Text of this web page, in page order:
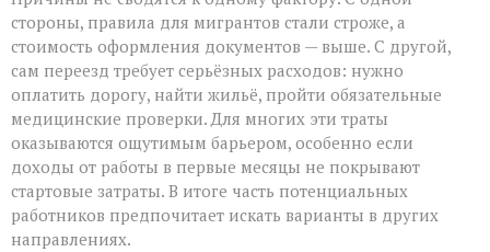
стороны, правила для мигрантов стали строже, а
стоимость оформления документов — выше. С другой,
сам переезд требует серьёзных расходов: нужно
оплатить дорогу, найти жильё, пройти обязательные
медицинские проверки. Для многих эти траты
оказываются ощутимым барьером, особенно если
доходы от работы в первые месяцы не покрывают
стартовые затраты. В итоге часть потенциальных
работников предпочитает искать варианты в других
направлениях.